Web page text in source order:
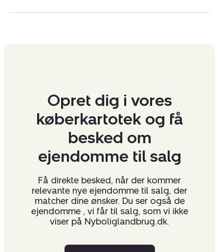
afsæt i at omsætte produktionslandbrug i hele
Opret dig i vores
køberkartotek og få
besked om
ejendomme til salg
Få direkte besked, når der kommer
relevante nye ejendomme til salg, der
matcher dine ønsker. Du ser også de
ejendomme , vi får til salg, som vi ikke
viser på Nyboliglandbrug.dk.